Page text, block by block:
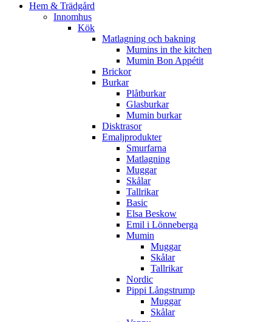
Hem & Trädgård
Innomhus
Kök
Matlagning och bakning
Mumins in the kitchen
Mumin Bon Appétit
Brickor
Burkar
Plåtburkar
Glasburkar
Mumin burkar
Disktrasor
Emaljprodukter
Smurfarna
Matlagning
Muggar
Skålar
Tallrikar
Basic
Elsa Beskow
Emil i Lönneberga
Mumin
Muggar
Skålar
Tallrikar
Nordic
Pippi Långstrump
Muggar
Skålar